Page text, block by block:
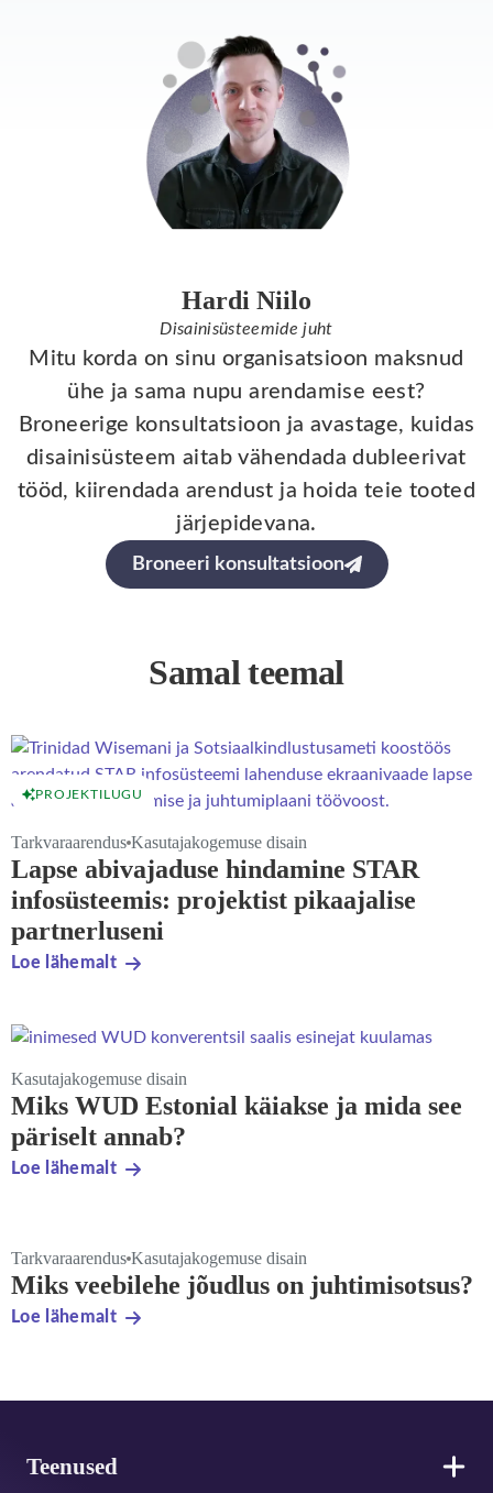
Hardi Niilo
Disainisüsteemide juht
Mitu korda on sinu organisatsioon maksnud
ühe ja sama nupu arendamise eest?
Broneerige konsultatsioon ja avastage, kuidas
disainisüsteem aitab vähendada dubleerivat
tööd, kiirendada arendust ja hoida teie tooted
järjepidevana.
Broneeri konsultatsioon
Samal teemal
PROJEKTILUGU
Tarkvaraarendus Kasutajakogemuse disain
Lapse abivajaduse hindamine STAR
infosüsteemis: projektist pikaajalise
partnerluseni
Loe lähemalt
Kasutajakogemuse disain
Miks WUD Estonial käiakse ja mida see
päriselt annab?
Loe lähemalt
Tarkvaraarendus Kasutajakogemuse disain
Miks veebilehe jõudlus on juhtimisotsus?
Loe lähemalt
Teenused